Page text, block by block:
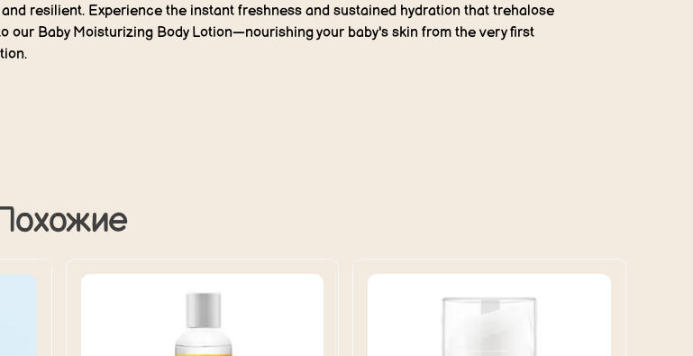
resilient. Experience the instant freshness and sustained hydration that trehalose
our Baby Moisturizing Body Lotion—nourishing your baby's skin from the very first